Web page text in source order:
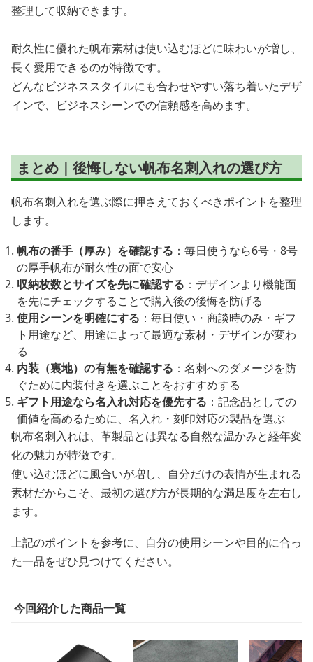
整理して収納できます。
耐久性に優れた帆布素材は使い込むほどに味わいが増し、
長く愛用できるのが特徴です。
どんなビジネススタイルにも合わせやすい落ち着いたデザ
インで、ビジネスシーンでの信頼感を高めます。
まとめ｜後悔しない帆布名刺入れの選び方
帆布名刺入れを選ぶ際に押さえておくべきポイントを整理
します。
帆布の番手（厚み）を確認する ：毎日使うなら6号・8号
の厚手帆布が耐久性の面で安心
収納枚数とサイズを先に確認する ：デザインより機能面
を先にチェックすることで購入後の後悔を防げる
使用シーンを明確にする ：毎日使い・商談時のみ・ギフ
ト用途など、用途によって最適な素材・デザインが変わ
る
内装（裏地）の有無を確認する ：名刺へのダメージを防
ぐために内装付きを選ぶことをおすすめする
ギフト用途なら名入れ対応を優先する ：記念品としての
価値を高めるために、名入れ・刻印対応の製品を選ぶ
帆布名刺入れは、革製品とは異なる自然な温かみと経年変
化の魅力が特徴です。
使い込むほどに風合いが増し、自分だけの表情が生まれる
素材だからこそ、最初の選び方が長期的な満足度を左右し
ます。
上記のポイントを参考に、自分の使用シーンや目的に合っ
た一品をぜひ見つけてください。
今回紹介した商品一覧